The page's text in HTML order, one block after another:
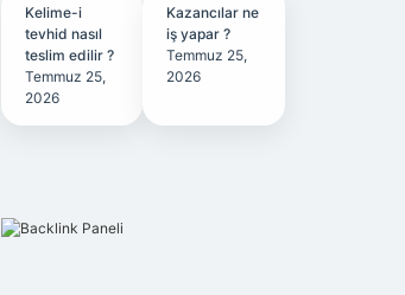
Kelime-i
tevhid nasıl
teslim edilir ?
Temmuz 25,
2026
Kazancılar ne
iş yapar ?
Temmuz 25,
2026